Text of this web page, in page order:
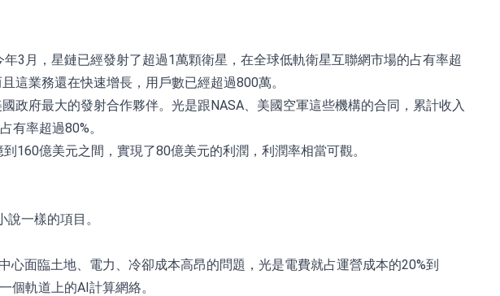
3月，星鏈已經發射了超過1萬顆衛星，在全球低軌衛星互聯網市場的占有率超
這業務還在快速增長，用戶數已經超過800萬。
政府最大的發射合作夥伴。光是跟NASA、美國空軍這些機構的合同，累計收入
有率超過80%。
160億美元之間，實現了80億美元的利潤，利潤率相當可觀。
一樣的項目。
面臨土地、電力、冷卻成本高昂的問題，光是電費就占運營成本的20%到
個軌道上的AI計算網絡。